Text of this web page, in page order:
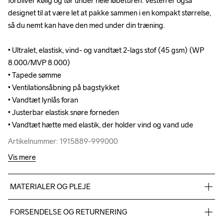
designet til at være let at pakke sammen i en kompakt størrelse,
så du nemt kan have den med under din træning.
• Ultralet, elastisk, vind- og vandtæt 2-lags stof (45 gsm) (WP
8.000/MVP 8.000)
• Tapede sømme
• Ventilationsåbning på bagstykket
• Vandtæt lynlås foran
• Justerbar elastisk snøre forneden
• Vandtæt hætte med elastik, der holder vind og vand ude
Artikelnummer: 1915889-999000
designet til at være let at pakke sammen i en kompakt størrelse,
så du nemt kan have den med under din træning.
• Ultralet, elastisk, vind- og vandtæt 2-lags stof (45 gsm) (WP
8.000/MVP 8.000)
• Tapede sømme
• Ventilationsåbning på bagstykket
• Vandtæt lynlås foran
• Justerbar elastisk snøre forneden
• Vandtæt hætte med elastik, der holder vind og vand ude
Artikelnummer: 1915889-999000
Vis mere
MATERIALER OG PLEJE
100% Polyester Recycled
FORSENDELSE OG RETURNERING